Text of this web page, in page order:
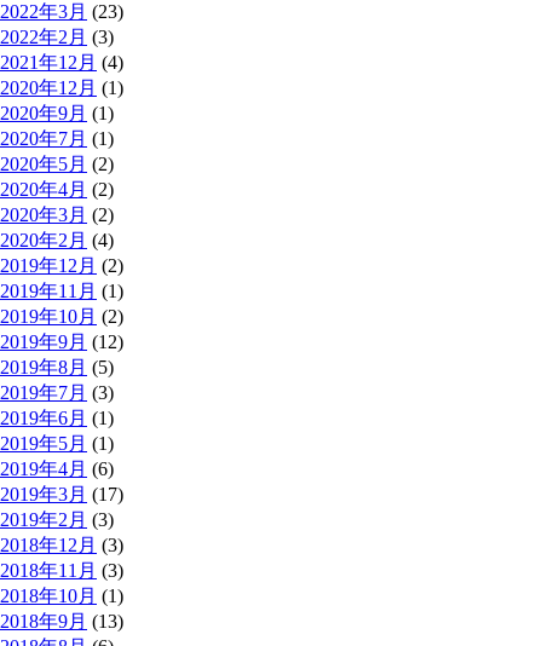
2022年3月 (23)
2022年2月 (3)
2021年12月 (4)
2020年12月 (1)
2020年9月 (1)
2020年7月 (1)
2020年5月 (2)
2020年4月 (2)
2020年3月 (2)
2020年2月 (4)
2019年12月 (2)
2019年11月 (1)
2019年10月 (2)
2019年9月 (12)
2019年8月 (5)
2019年7月 (3)
2019年6月 (1)
2019年5月 (1)
2019年4月 (6)
2019年3月 (17)
2019年2月 (3)
2018年12月 (3)
2018年11月 (3)
2018年10月 (1)
2018年9月 (13)